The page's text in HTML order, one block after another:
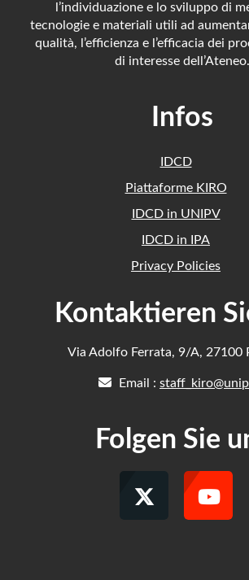
l’individuazione e lo sviluppo di
tecnologie e materiali utili ad
qualità, l’efficienza e l’efficacia dei
di interesse dell’Ateneo.
Infos
IDCD
Piattaforme KIRO
IDCD in UNIPV
IDCD in IPA
Privacy Policies
Kontaktieren
Via Adolfo Ferrata, 9/A, 27100
Email :
Folgen Sie